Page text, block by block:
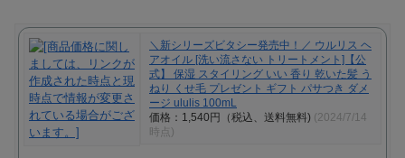
＼新シリーズビタシー発売中！／ ウルリス ヘ
アオイル [洗い流さない トリートメント]【公
式】 保湿 スタイリング いい 香り 乾いた髪 う
ねり くせ毛 プレゼント ギフト パサつき ダメ
ージ ululis 100mL
価格：1,540円（税込、送料無料) (2024/7/14
時点)